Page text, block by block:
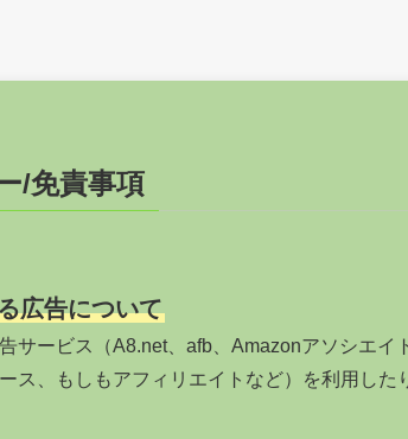
/免責事項
広告について
サービス（A8.net、afb、Amazonアソシエイ
ス、もしもアフィリエイトなど）を利用した